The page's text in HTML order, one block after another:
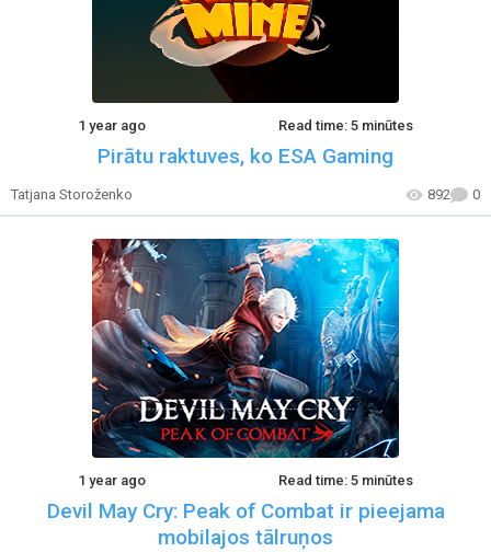
1 year ago Read time: 5 minūtes
Pirātu raktuves, ko ESA Gaming
Tatjana Storoženko 892 0
1 year ago Read time: 5 minūtes
Devil May Cry: Peak of Combat ir pieejama
mobilajos tālruņos